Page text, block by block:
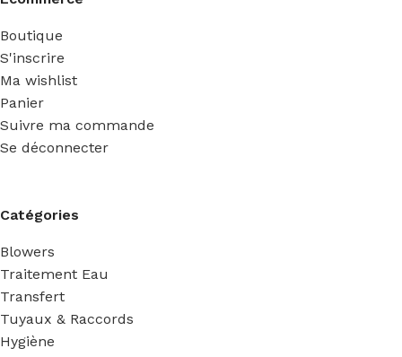
Boutique
S'inscrire
Ma wishlist
Panier
Suivre ma commande
Se déconnecter
Catégories
Blowers
Traitement Eau
Transfert
Tuyaux & Raccords
Hygiène